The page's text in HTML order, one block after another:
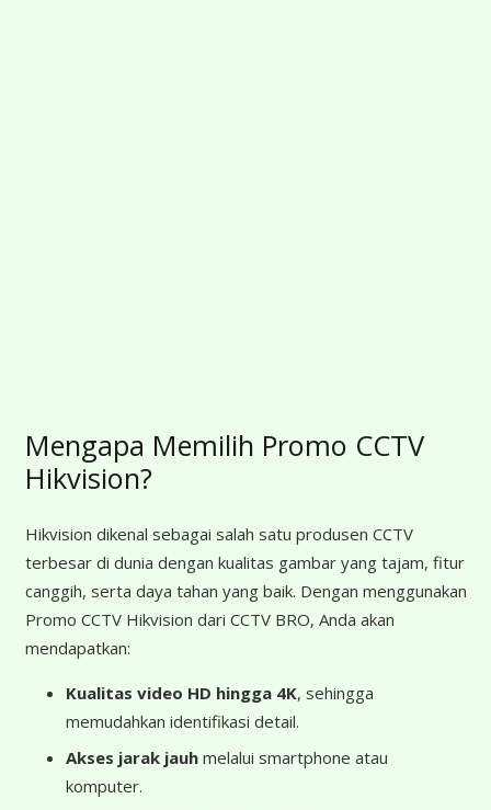
Mengapa Memilih Promo CCTV
Hikvision?
Hikvision dikenal sebagai salah satu produsen CCTV
terbesar di dunia dengan kualitas gambar yang tajam, fitur
canggih, serta daya tahan yang baik. Dengan menggunakan
Promo CCTV Hikvision dari CCTV BRO, Anda akan
mendapatkan:
Kualitas video HD hingga 4K, sehingga
memudahkan identifikasi detail.
Akses jarak jauh melalui smartphone atau
komputer.